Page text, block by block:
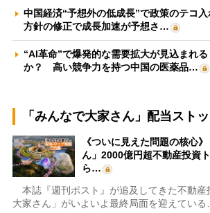
中国経済“予想外の低成長”で政策のテコ
方針の修正で成長加速が予想さ…
“AI革命”で爆発的な需要拡大が見込まれ
か？ 高い競争力を持つ中国の医薬品…
「みんなで大家さん」配当スト
《ついに見えた問題の核心
ん」2000億円超不動産投資
ら…
本誌『週刊ポスト』が追及してきた不動産
大家さん」がいよいよ最終局面を迎えている…